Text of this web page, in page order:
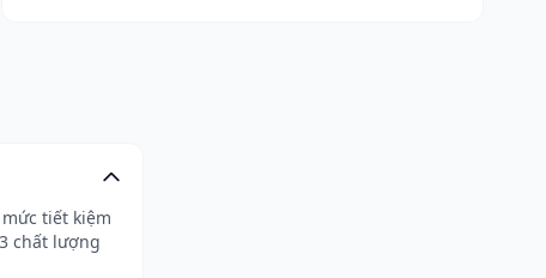
tiết kiệm
chất lượng